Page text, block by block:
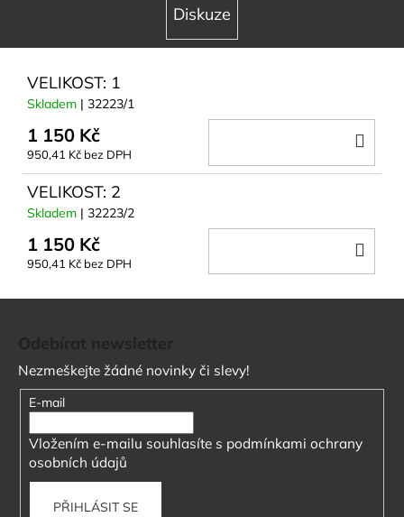
Diskuze
VELIKOST: 1
Skladem | 32223/1
1 150 Kč
950,41 Kč bez DPH
VELIKOST: 2
Skladem | 32223/2
1 150 Kč
950,41 Kč bez DPH
Nezmeškejte žádné novinky či slevy!
E-mail
Vložením e-mailu souhlasíte s podmínkami ochrany
osobních údajů
PŘIHLÁSIT SE